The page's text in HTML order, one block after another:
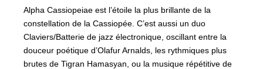
Alpha Cassiopeiae est l’étoile la plus brillante de la
constellation de la Cassiopée. C’est aussi un duo
Claviers/Batterie de jazz électronique, oscillant entre la
douceur poétique d’Olafur Arnalds, les rythmiques plus
brutes de Tigran Hamasyan, ou la musique répétitive de